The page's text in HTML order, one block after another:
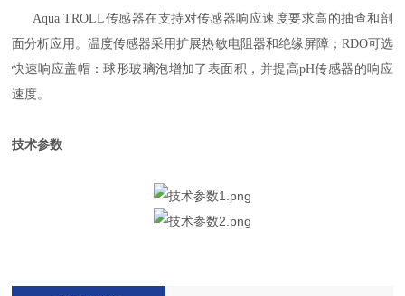
Aqua TROLL传感器在支持对传感器响应速度要求高的抽查和剖
面分析应用。温度传感器采用扩展热敏电阻器和绝缘屏障；RDO可选
快速响应盖帽：球形玻璃泡增加了表面积，并提高pH传感器的响应
速度。
技术参数